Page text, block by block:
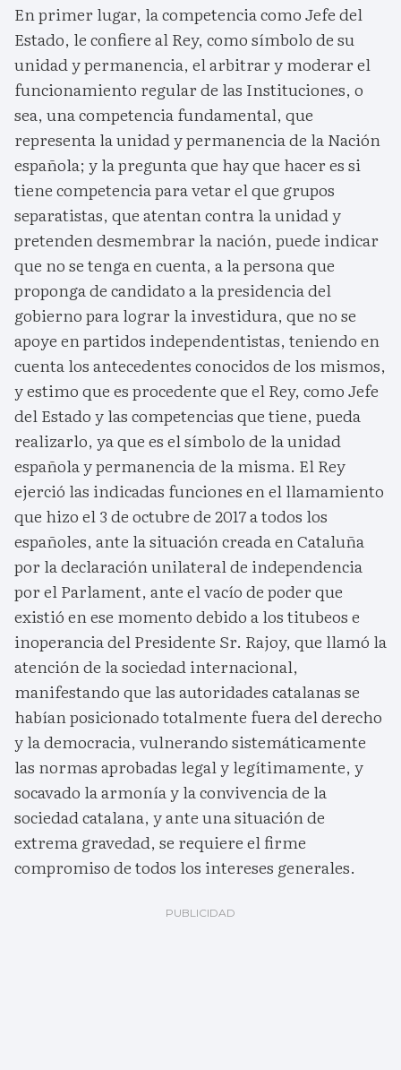
En primer lugar, la competencia como Jefe del
Estado, le confiere al Rey, como símbolo de su
unidad y permanencia, el arbitrar y moderar el
funcionamiento regular de las Instituciones, o
sea, una competencia fundamental, que
representa la unidad y permanencia de la Nación
española; y la pregunta que hay que hacer es si
tiene competencia para vetar el que grupos
separatistas, que atentan contra la unidad y
pretenden desmembrar la nación, puede indicar
que no se tenga en cuenta, a la persona que
proponga de candidato a la presidencia del
gobierno para lograr la investidura, que no se
apoye en partidos independentistas, teniendo en
cuenta los antecedentes conocidos de los mismos,
y estimo que es procedente que el Rey, como Jefe
del Estado y las competencias que tiene, pueda
realizarlo, ya que es el símbolo de la unidad
española y permanencia de la misma. El Rey
ejerció las indicadas funciones en el llamamiento
que hizo el 3 de octubre de 2017 a todos los
españoles, ante la situación creada en Cataluña
por la declaración unilateral de independencia
por el Parlament, ante el vacío de poder que
existió en ese momento debido a los titubeos e
inoperancia del Presidente Sr. Rajoy, que llamó la
atención de la sociedad internacional,
manifestando que las autoridades catalanas se
habían posicionado totalmente fuera del derecho
y la democracia, vulnerando sistemáticamente
las normas aprobadas legal y legítimamente, y
socavado la armonía y la convivencia de la
sociedad catalana, y ante una situación de
extrema gravedad, se requiere el firme
compromiso de todos los intereses generales.